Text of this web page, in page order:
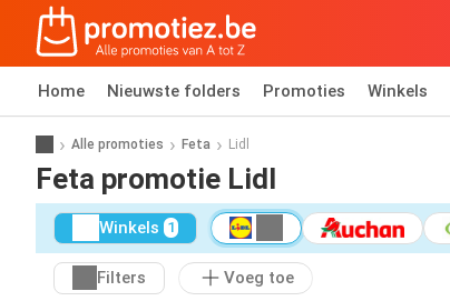
Home Nieuwste folders Promoties Winkels
Alle promoties Feta Lidl
Feta promotie Lidl
Winkels 1
Filters Voeg toe